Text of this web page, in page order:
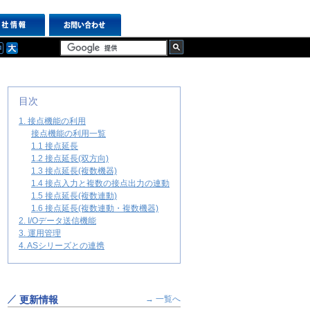
目次
1. 接点機能の利用
接点機能の利用一覧
1.1 接点延長
1.2 接点延長(双方向)
1.3 接点延長(複数機器)
1.4 接点入力と複数の接点出力の連動
1.5 接点延長(複数連動)
1.6 接点延長(複数連動・複数機器)
2. I/Oデータ送信機能
3. 運用管理
4. ASシリーズとの連携
更新情報 → 一覧へ